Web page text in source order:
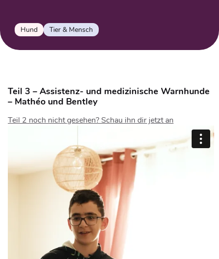
Hund Tier & Mensch
Teil 3 – Assistenz- und medizinische Warnhunde
– Mathéo und Bentley
Teil 2 noch nicht gesehen? Schau ihn dir jetzt an